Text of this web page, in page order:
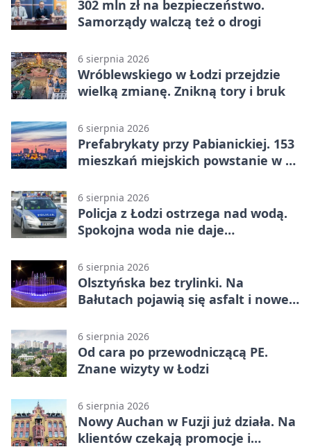
302 mln zł na bezpieczeństwo.
Samorządy walczą też o drogi
6 sierpnia 2026
Wróblewskiego w Łodzi przejdzie
wielką zmianę. Znikną tory i bruk
6 sierpnia 2026
Prefabrykaty przy Pabianickiej. 153
mieszkań miejskich powstanie w 15
6 sierpnia 2026
Policja z Łodzi ostrzega nad wodą.
Spokojna woda nie daje
6 sierpnia 2026
Olsztyńska bez trylinki. Na
Bałutach pojawią się asfalt i nowe
6 sierpnia 2026
Od cara po przewodniczącą PE.
Znane wizyty w Łodzi
6 sierpnia 2026
Nowy Auchan w Fuzji już działa. Na
klientów czekają promocje i